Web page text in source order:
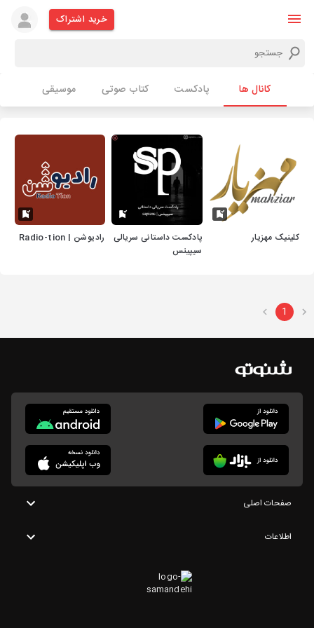
خرید اشتراک
کانال ها پادکست کتاب صوتی موسیقی
کلینیک مهزیار
پادکست داستانی سریالی
سیپینس
رادیوشن | Radio-tion
1
صفحات اصلی
اطلاعات